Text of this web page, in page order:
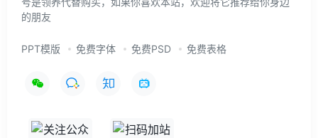
的朋友
PPT模版 免费字体 免费PSD 免费表格